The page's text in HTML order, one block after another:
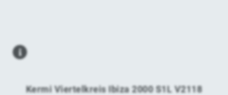
Kermi Viertelkreis Ibiza 2000 S1L V2118